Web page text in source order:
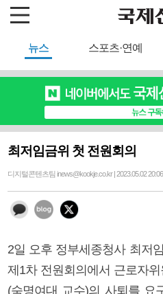
뉴스 스포츠·연예
최저임금위 첫 전원회의
디지털콘텐츠팀 inews@kookje.co.kr | 2023.05.02 20:06
2일 오후 정부세종청사 최저
제1차 전원회의에서 근로자
(숙명여대 교수)의 사퇴를 요